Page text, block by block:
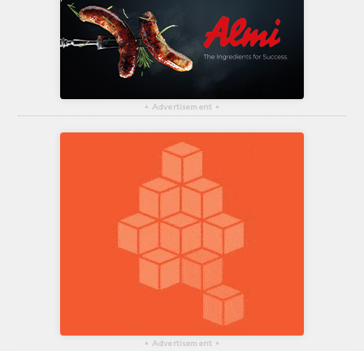
▴ Advertisement ▴
▴ Advertisement ▴